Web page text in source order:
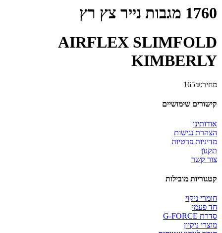
1760 מגבות נייר צץ רץ
AIRFLEX SLIMFOLD
KIMBERLY
מחיר: 165₪
קישורים שימושיים
אודותינו
הצהרת נגישות
מדיניות פרטיות
תקנון
צור קשר
קטגוריות מובילות
חומרי ניקוי
חד פעמי
סדרת G-FORCE
מוצרי ניקיון